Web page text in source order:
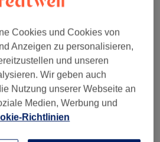
129 €
10:00–18:00
10:00– 18:00
Cookies und Cookies von
Anzeigen zu personalisieren,
und unseren
Wir geben auch
Nutzung unserer Webseite an
Medien, Werbung und
Richtlinien